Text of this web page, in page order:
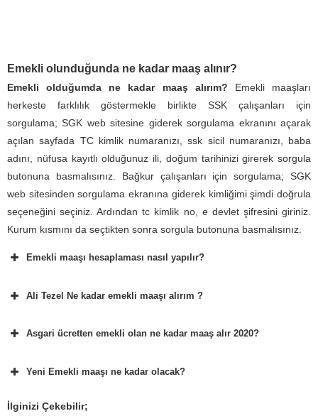
Emekli olunduğunda ne kadar maaş alınır?
Emekli olduğumda ne kadar maaş alırım? Emekli maaşları
herkeste farklılık göstermekle birlikte SSK çalışanları için
sorgulama; SGK web sitesine giderek sorgulama ekranını açarak
açılan sayfada TC kimlik numaranızı, ssk sicil numaranızı, baba
adını, nüfusa kayıtlı olduğunuz ili, doğum tarihinizi girerek sorgula
butonuna basmalısınız. Bağkur çalışanları için sorgulama; SGK
web sitesinden sorgulama ekranına giderek kimliğimi şimdi doğrula
seçeneğini seçiniz. Ardından tc kimlik no, e devlet şifresini giriniz.
Kurum kısmını da seçtikten sonra sorgula butonuna basmalısınız.
Emekli maaşı hesaplaması nasıl yapılır?
Ali Tezel Ne kadar emekli maaşı alırım ?
Asgari ücretten emekli olan ne kadar maaş alır 2020?
Yeni Emekli maaşı ne kadar olacak?
İlginizi Çekebilir;